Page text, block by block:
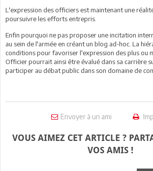
L'expression des officiers est maintenant une
poursuivre les efforts entrepris.
Enfin pourquoi ne pas proposer une incitation
au sein de l'armée en créant un blog ad-hoc. La
conditions pour favoriser l'expression des plus ou
Officier pourrait ainsi être évalué dans sa carrière
participer au débat public dans son domaine de
Envoyer à un ami
VOUS AIMEZ CET ARTICLE ?
VOS AMIS !